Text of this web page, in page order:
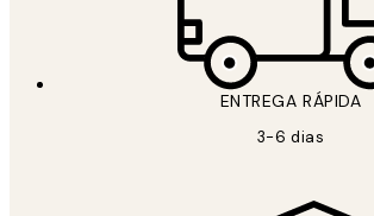
ENTREGA RÁPIDA
3-6 dias